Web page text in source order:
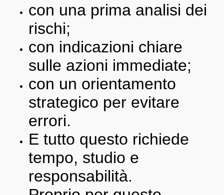
con una prima analisi dei
rischi;
con indicazioni chiare
sulle azioni immediate;
con un orientamento
strategico per evitare
errori.
E tutto questo richiede
tempo, studio e
responsabilità.